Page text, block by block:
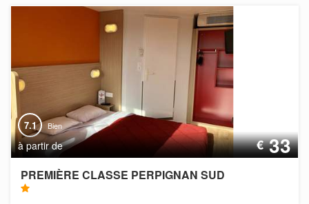
7.1 Bien
à partir de €33
PREMIÈRE CLASSE PERPIGNAN SUD